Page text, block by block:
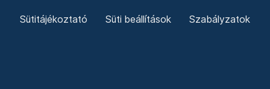
Sütitájékoztató Süti beállítások Szabályzatok